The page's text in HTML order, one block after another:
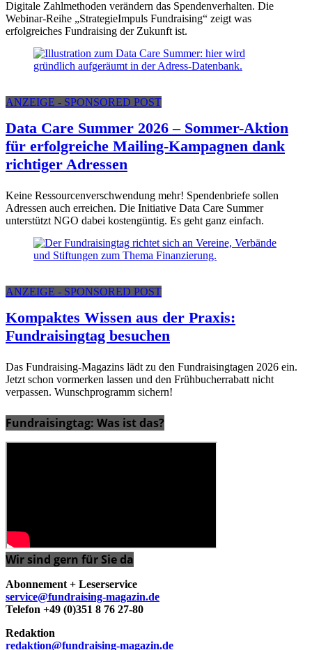
Digitale Zahlmethoden verändern das Spendenverhalten. Die
Webinar-Reihe „StrategieImpuls Fundraising“ zeigt was
erfolgreiches Fundraising der Zukunft ist.
ANZEIGE - SPONSORED POST
Data Care Summer 2026 – Sommer-Aktion
für erfolgreiche Mailing-Kampagnen dank
richtiger Adressen
Keine Ressourcenverschwendung mehr! Spendenbriefe sollen
Adressen auch erreichen. Die Initiative Data Care Summer
unterstützt NGO dabei kostengüntig. Es geht ganz einfach.
ANZEIGE - SPONSORED POST
Kompaktes Wissen aus der Praxis:
Fundraisingtag besuchen
Das Fundraising-Magazins lädt zu den Fundraisingtagen 2026 ein.
Jetzt schon vormerken lassen und den Frühbucherrabatt nicht
verpassen. Wunschprogramm sichern!
Fundraisingtag: Was ist das?
Wir sind gern für Sie da
Abonnement + Leserservice
service@fundraising-magazin.de
Telefon +49 (0)351 8 76 27-80
Redaktion
redaktion@fundraising-magazin.de